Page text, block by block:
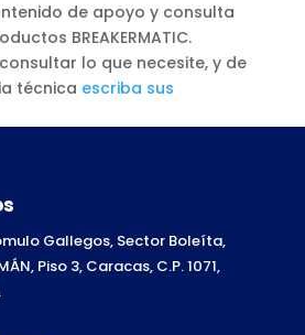
de apoyo y consulta
BREAKERMATIC.
lo que necesite, y de
técnica escriba sus
Gallegos, Sector Boleíta,
Piso 3, Caracas, C.P. 1071,